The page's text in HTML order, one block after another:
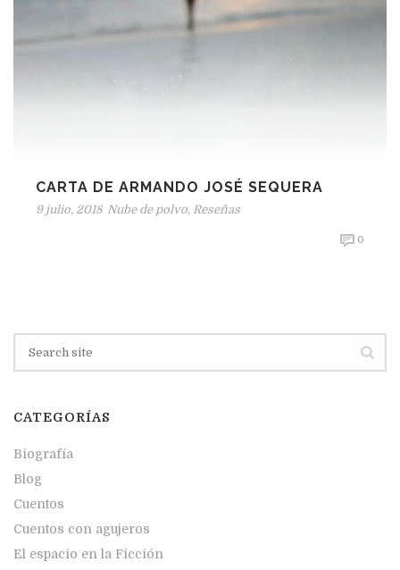
CARTA DE ARMANDO JOSÉ SEQUERA
9 julio, 2018 Nube de polvo, Reseñas
0
CATEGORÍAS
Biografía
Blog
Cuentos
Cuentos con agujeros
El espacio en la Ficción